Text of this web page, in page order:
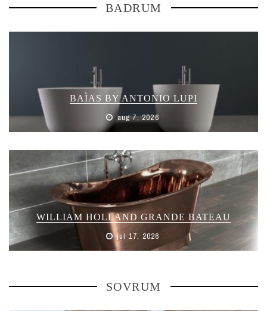
BADRUM
BAÌAS BY ANTONIO LUPI
aug 7, 2026
WILLIAM HOLLAND GRANDE BATEAU
jul 17, 2026
SOVRUM